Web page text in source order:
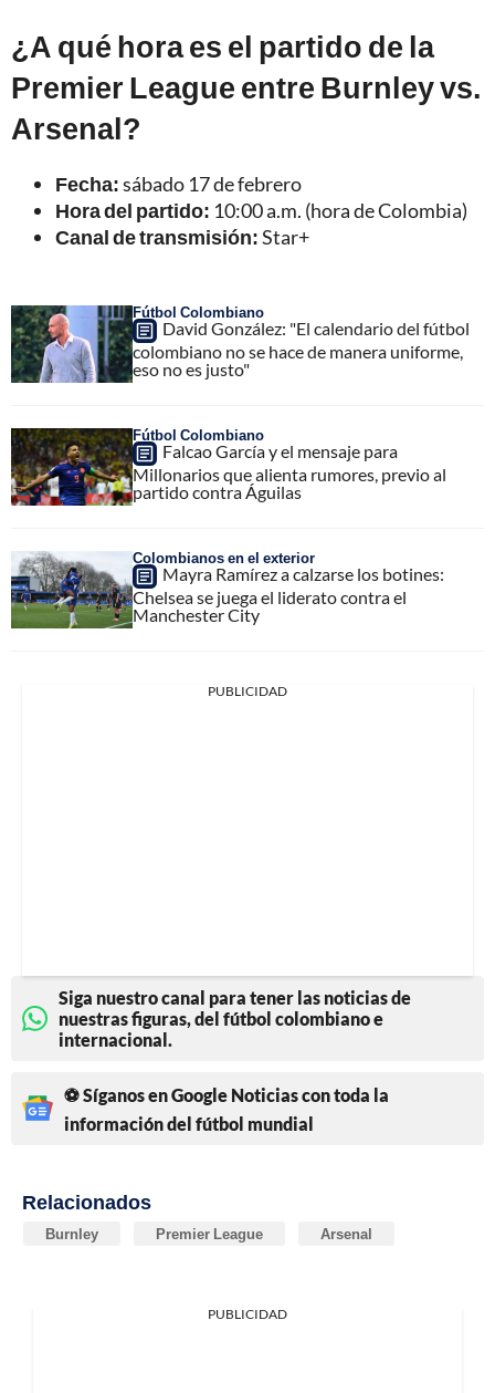
¿A qué hora es el partido de la
Premier League entre Burnley vs.
Arsenal?
Fecha:sábado 17 de febrero
Hora del partido: 10:00 a.m. (hora de Colombia)
Canal de transmisión:Star+
Fútbol Colombiano
David González: "El calendario del fútbol
colombiano no se hace de manera uniforme,
eso no es justo"
Fútbol Colombiano
Falcao García y el mensaje para
Millonarios que alienta rumores, previo al
partido contra Águilas
Colombianos en el exterior
Mayra Ramírez a calzarse los botines:
Chelsea se juega el liderato contra el
Manchester City
PUBLICIDAD
Siga nuestro canal para tener las noticias de
nuestras figuras, del fútbol colombiano e
internacional.
⚽ Síganos en Google Noticias con toda la
información del fútbol mundial
Relacionados
Burnley Premier League Arsenal
PUBLICIDAD